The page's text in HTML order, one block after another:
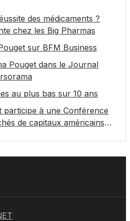
des médicaments ?
chez les Big Pharmas
sur BFM Business
Pouget dans le Journal
au plus bas sur 10 ans
participe à une Conférence
de capitaux américains,